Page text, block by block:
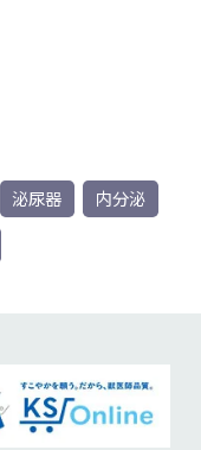
泌尿器
内分泌